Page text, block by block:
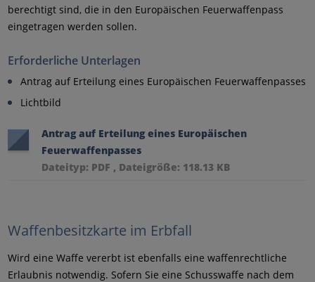
berechtigt sind, die in den Europäischen Feuerwaffenpass
eingetragen werden sollen.
Erforderliche Unterlagen
Antrag auf Erteilung eines Europäischen Feuerwaffenpasses
Lichtbild
Antrag auf Erteilung eines Europäischen
Feuerwaffenpasses
Dateityp: PDF , Dateigröße: 118.13 KB
Waffenbesitzkarte im Erbfall
Wird eine Waffe vererbt ist ebenfalls eine waffenrechtliche
Erlaubnis notwendig. Sofern Sie eine Schusswaffe nach dem